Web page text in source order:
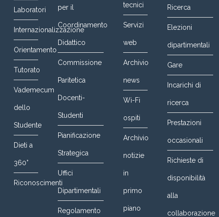
Laboratori
Internazionalizzazione
Orientamento
Tutorato
Vademecum
dello
Studente
Dieti a
360°
Riconoscimenti
per il
Coordinamento
Didattico
Commissione
Paritetica
Docenti-
Studenti
Pianificazione
Strategica
Uffici
Dipartimentali
Regolamento
tecnici
Servizi
web
Archivio
news
Wi-Fi
ospiti
Archivio
notizie
in
primo
piano
Ricerca
Elezioni
dipartimentali
Gare
Incarichi di
ricerca
Prestazioni
occasionali
Richieste di
disponibilità
alla
collaborazione